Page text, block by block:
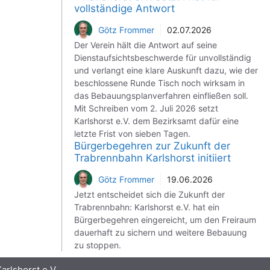
vollständige Antwort
Götz Frommer
02.07.2026
Der Verein hält die Antwort auf seine
Dienstaufsichtsbeschwerde für unvollständig
und verlangt eine klare Auskunft dazu, wie der
beschlossene Runde Tisch noch wirksam in
das Bebauungsplanverfahren einfließen soll.
Mit Schreiben vom 2. Juli 2026 setzt
Karlshorst e.V. dem Bezirksamt dafür eine
letzte Frist von sieben Tagen.
Bürgerbegehren zur Zukunft der
Trabrennbahn Karlshorst initiiert
Götz Frommer
19.06.2026
Jetzt entscheidet sich die Zukunft der
Trabrennbahn: Karlshorst e.V. hat ein
Bürgerbegehren eingereicht, um den Freiraum
dauerhaft zu sichern und weitere Bebauung
zu stoppen.